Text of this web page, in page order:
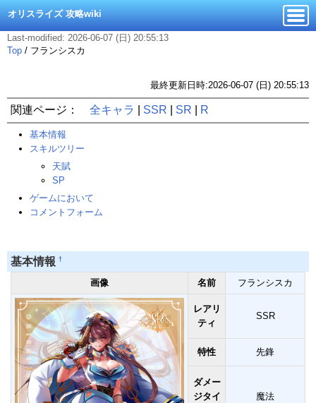
オリスライズ 攻略wiki
Last-modified: 2026-06-07 (日) 20:55:13
Top / フランシスカ
最終更新日時:2026-06-07 (日) 20:55:13
関連ページ： 全キャラ SSR SR R
基本情報
スキルツリー
天賦
SP
ゲームにおいて
コメントフォーム
基本情報 †
画像 名前 フランシスカ
レアリ
ティ
SSR
特性 先鋒
ダメー
ジタイ
魔法